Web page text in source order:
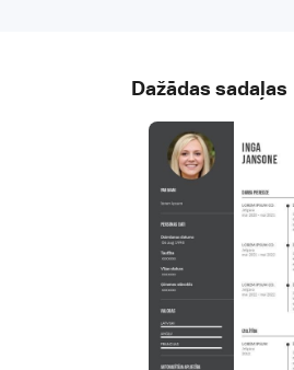
Dažādas sadaļas